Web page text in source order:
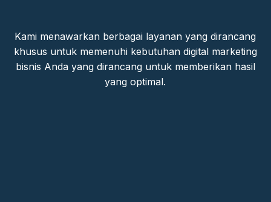
Kami menawarkan berbagai layanan yang dirancang
khusus untuk memenuhi kebutuhan digital marketing
bisnis Anda yang dirancang untuk memberikan hasil
yang optimal.